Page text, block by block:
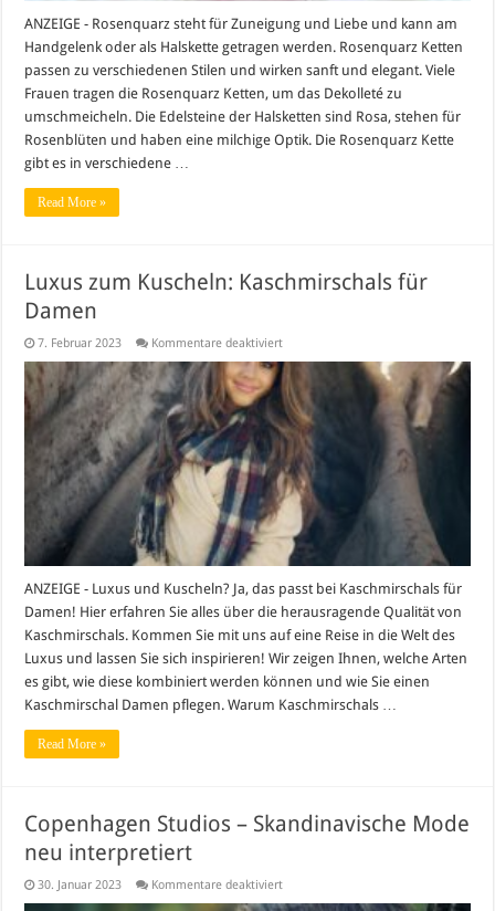
ANZEIGE - Rosenquarz steht für Zuneigung und Liebe und kann am
Handgelenk oder als Halskette getragen werden. Rosenquarz Ketten
passen zu verschiedenen Stilen und wirken sanft und elegant. Viele
Frauen tragen die Rosenquarz Ketten, um das Dekolleté zu
umschmeicheln. Die Edelsteine der Halsketten sind Rosa, stehen für
Rosenblüten und haben eine milchige Optik. Die Rosenquarz Kette
gibt es in verschiedene …
Read More »
Luxus zum Kuscheln: Kaschmirschals für
Damen
7. Februar 2023 Kommentare deaktiviertfür
zum
Kuscheln:
Kaschmirschals
für
Damen
ANZEIGE - Luxus und Kuscheln? Ja, das passt bei Kaschmirschals für
Damen! Hier erfahren Sie alles über die herausragende Qualität von
Kaschmirschals. Kommen Sie mit uns auf eine Reise in die Welt des
Luxus und lassen Sie sich inspirieren! Wir zeigen Ihnen, welche Arten
es gibt, wie diese kombiniert werden können und wie Sie einen
Kaschmirschal Damen pflegen. Warum Kaschmirschals …
Read More »
Copenhagen Studios – Skandinavische Mode
neu interpretiert
30. Januar 2023 Kommentare deaktiviertfür